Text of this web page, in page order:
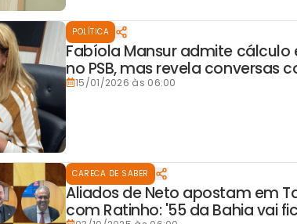
POLÍTICA
Fabíola Mansur admite
no PSB, mas revela conversas
15/01/2026 às 06:00
CARECA DE SABER
Aliados de Neto apostam em
com Ratinho: '55 da Bahia vai